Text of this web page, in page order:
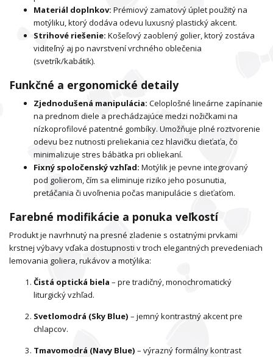
Materiál doplnkov: Prémiový zamatový úplet použitý na
motýliku, ktorý dodáva odevu luxusný plastický akcent.
Strihové riešenie: Košeľový zaoblený golier, ktorý zostáva
viditeľný aj po navrstvení vrchného oblečenia
(svetrík/kabátik).
Funkčné a ergonomické detaily
Zjednodušená manipulácia: Celoplošné lineárne zapínanie
na prednom diele a prechádzajúce medzi nožičkami na
nízkoprofilové patentné gombíky. Umožňuje plné roztvorenie
odevu bez nutnosti preliekania cez hlavičku dieťaťa, čo
minimalizuje stres bábätka pri obliekaní.
Fixný spoločenský vzhľad: Motýlik je pevne integrovaný
pod golierom, čím sa eliminuje riziko jeho posunutia,
pretáčania či uvoľnenia počas manipulácie s dieťaťom.
Farebné modifikácie a ponuka veľkostí
Produkt je navrhnutý na presné zladenie s ostatnými prvkami
krstnej výbavy vďaka dostupnosti v troch elegantných prevedeniach
lemovania goliera, rukávov a motýlika:
Čistá optická biela – pre tradičný, monochromatický
liturgický vzhľad.
Svetlomodrá (Sky Blue) – jemný kontrastný akcent pre
chlapcov.
Tmavomodrá (Navy Blue) – výrazný formálny kontrast